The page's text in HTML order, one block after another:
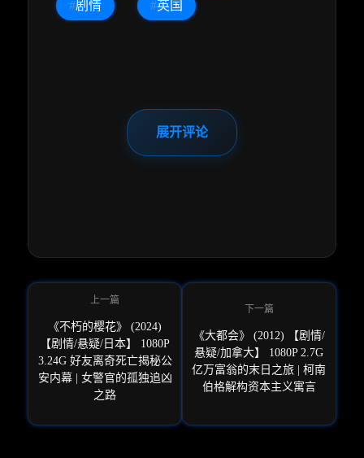
#剧情 #英国
展开评论
《不朽的樱花》 (2024)
【剧情/悬疑/日本】 1080P
3.24G 好友离奇死亡揭秘公
安内幕 | 女警官的孤独追凶
之路
《大都会》 (2012) 【剧情/
悬疑/加拿大】 1080P 2.7G
亿万富翁的末日之旅 | 柯南
伯格解构资本主义寓言